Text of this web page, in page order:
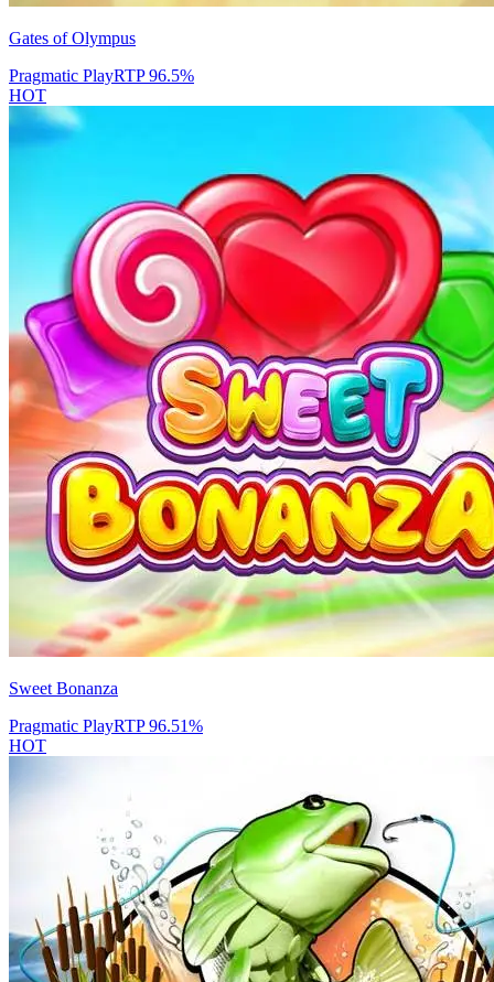
Gates of Olympus
Pragmatic PlayRTP96.5%
HOT
Sweet Bonanza
Pragmatic PlayRTP96.51%
HOT